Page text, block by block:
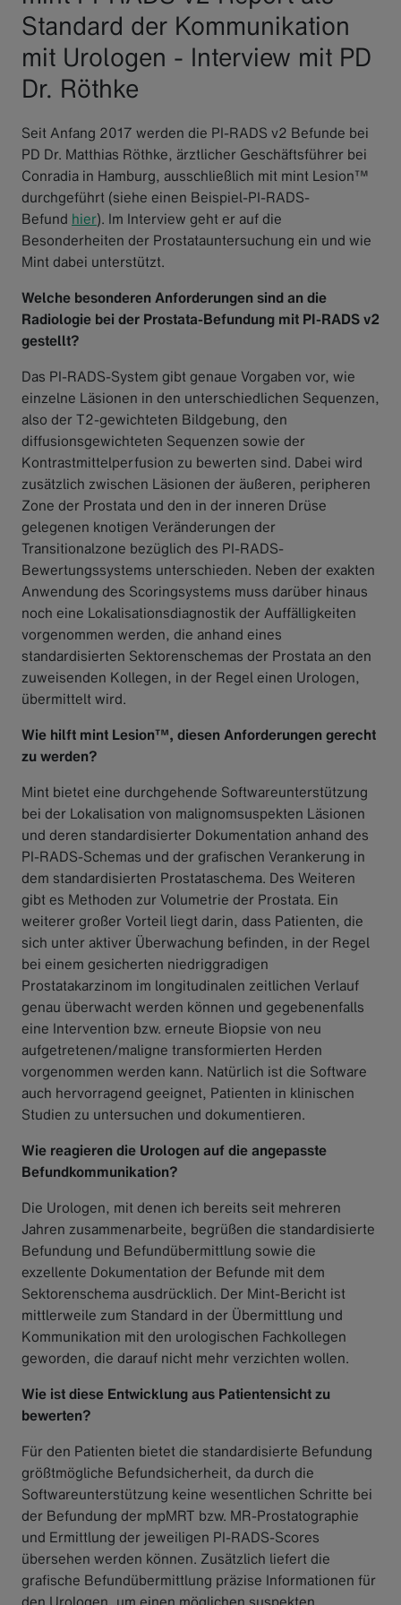
Standard der Kommunikation
mit Urologen - Interview mit PD
Dr. Röthke
Seit Anfang 2017 werden die PI-RADS v2 Befunde bei
PD Dr. Matthias Röthke, ärztlicher Geschäftsführer bei
Conradia in Hamburg, ausschließlich mit mint Lesion™
durchgeführt (siehe einen Beispiel-PI-RADS-
Befund hier). Im Interview geht er auf die
Besonderheiten der Prostatauntersuchung ein und wie
Mint dabei unterstützt.
Welche besonderen Anforderungen sind an die
Radiologie bei der Prostata-Befundung mit PI-RADS v2
gestellt?
Das PI-RADS-System gibt genaue Vorgaben vor, wie
einzelne Läsionen in den unterschiedlichen Sequenzen,
also der T2-gewichteten Bildgebung, den
diffusionsgewichteten Sequenzen sowie der
Kontrastmittelperfusion zu bewerten sind. Dabei wird
zusätzlich zwischen Läsionen der äußeren, peripheren
Zone der Prostata und den in der inneren Drüse
gelegenen knotigen Veränderungen der
Transitionalzone bezüglich des PI-RADS-
Bewertungssystems unterschieden. Neben der exakten
Anwendung des Scoringsystems muss darüber hinaus
noch eine Lokalisationsdiagnostik der Auffälligkeiten
vorgenommen werden, die anhand eines
standardisierten Sektorenschemas der Prostata an den
zuweisenden Kollegen, in der Regel einen Urologen,
übermittelt wird.
Wie hilft mint Lesion™, diesen Anforderungen gerecht
zu werden?
Mint bietet eine durchgehende Softwareunterstützung
bei der Lokalisation von malignomsuspekten Läsionen
und deren standardisierter Dokumentation anhand des
PI-RADS-Schemas und der grafischen Verankerung in
dem standardisierten Prostataschema. Des Weiteren
gibt es Methoden zur Volumetrie der Prostata. Ein
weiterer großer Vorteil liegt darin, dass Patienten, die
sich unter aktiver Überwachung befinden, in der Regel
bei einem gesicherten niedriggradigen
Prostatakarzinom im longitudinalen zeitlichen Verlauf
genau überwacht werden können und gegebenenfalls
eine Intervention bzw. erneute Biopsie von neu
aufgetretenen/maligne transformierten Herden
vorgenommen werden kann. Natürlich ist die Software
auch hervorragend geeignet, Patienten in klinischen
Studien zu untersuchen und dokumentieren.
Wie reagieren die Urologen auf die angepasste
Befundkommunikation?
Die Urologen, mit denen ich bereits seit mehreren
Jahren zusammenarbeite, begrüßen die standardisierte
Befundung und Befundübermittlung sowie die
exzellente Dokumentation der Befunde mit dem
Sektorenschema ausdrücklich. Der Mint-Bericht ist
mittlerweile zum Standard in der Übermittlung und
Kommunikation mit den urologischen Fachkollegen
geworden, die darauf nicht mehr verzichten wollen.
Wie ist diese Entwicklung aus Patientensicht zu
bewerten?
Für den Patienten bietet die standardisierte Befundung
größtmögliche Befundsicherheit, da durch die
Softwareunterstützung keine wesentlichen Schritte bei
der Befundung der mpMRT bzw. MR-Prostatographie
und Ermittlung der jeweiligen PI-RADS-Scores
übersehen werden können. Zusätzlich liefert die
grafische Befundübermittlung präzise Informationen für